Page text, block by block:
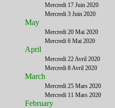
Mercredi 17 Juin 2020
Mercredi 3 Juin 2020
May
Mercredi 20 Mai 2020
Mercredi 6 Mai 2020
April
Mercredi 22 Avril 2020
Mercredi 8 Avril 2020
March
Mercredi 25 Mars 2020
Mercredi 11 Mars 2020
February